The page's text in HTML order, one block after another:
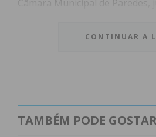
Câmara Municipal de Paredes,
Andebol do Porto, a Altis Clube
Alexandre Almeida, presidente
de Paredes, afirmou que a
CONTINUAR A
TAMBÉM PODE GOSTAR